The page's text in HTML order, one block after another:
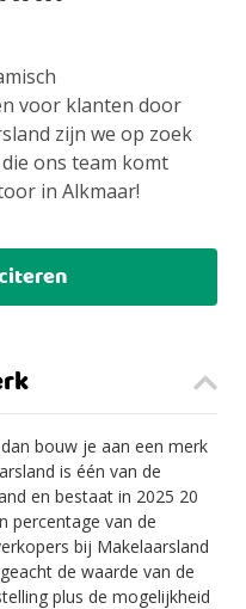
voor klanten door
zijn we op zoek
ons team komt
in Alkmaar!
bouw je aan een merk
is één van de
en bestaat in 2025 20
percentage van de
bij Makelaarsland
de waarde van de
plus de mogelijkheid